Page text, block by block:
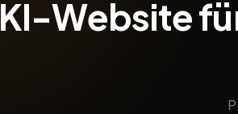
KI-Website